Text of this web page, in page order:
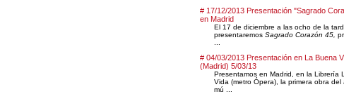
# 17/12/2013 Presentación "Sagrado
en Madrid
El 17 de diciembre a las ocho de la
presentaremos Sagrado Corazón 45,
# 04/03/2013 Presentación en La Buena
(Madrid) 5/03/13
Presentamos en Madrid, en la Librería
Vida (metro Ópera), la primera obra del
mú ...